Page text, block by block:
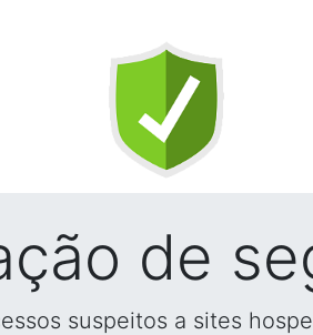
de
suspeitos a sites